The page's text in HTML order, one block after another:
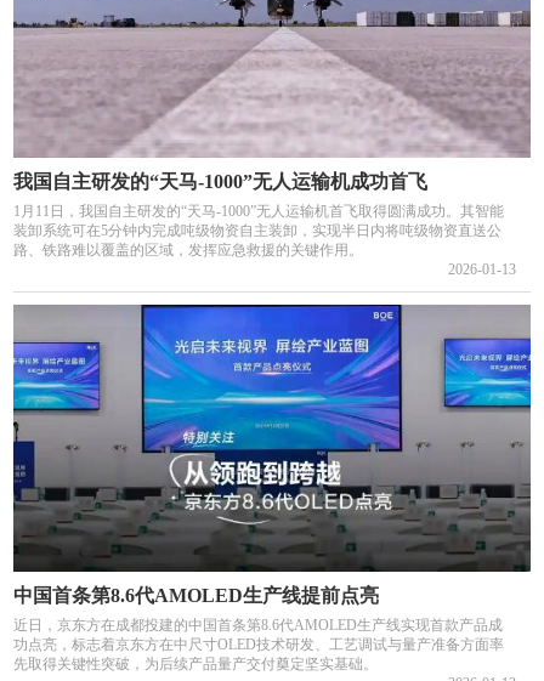
我国自主研发的“天马-1000”无人运输机成功首飞
1月11日，我国自主研发的“天马-1000”无人运输机首飞取得圆满成功。其智能
装卸系统可在5分钟内完成吨级物资自主装卸，实现半日内将吨级物资直送公
路、铁路难以覆盖的区域，发挥应急救援的关键作用。
2026-01-13
中国首条第8.6代AMOLED生产线提前点亮
近日，京东方在成都投建的中国首条第8.6代AMOLED生产线实现首款产品成
功点亮，标志着京东方在中尺寸OLED技术研发、工艺调试与量产准备方面率
先取得关键性突破，为后续产品量产交付奠定坚实基础。